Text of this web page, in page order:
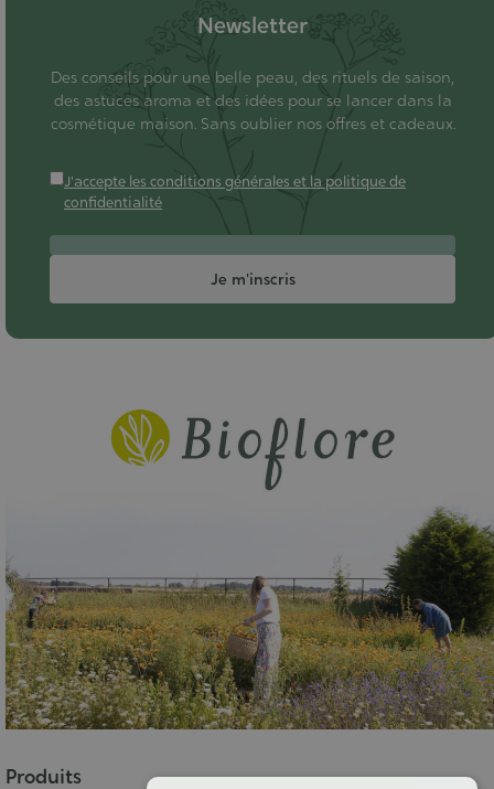
Produits
Newsletter
Des conseils pour une belle peau, des rituels de saison,
des astuces aroma et des idées pour se lancer dans la
cosmétique maison. Sans oublier nos offres et cadeaux.
J'accepte les conditions générales et la politique de
confidentialité
Je m'inscris